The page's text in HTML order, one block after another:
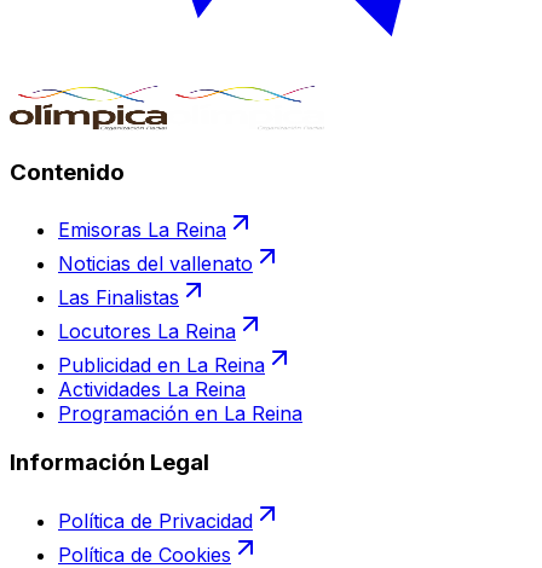
Contenido
Emisoras La Reina
Noticias del vallenato
Las Finalistas
Locutores La Reina
Publicidad en La Reina
Actividades La Reina
Programación en La Reina
Información Legal
Política de Privacidad
Política de Cookies